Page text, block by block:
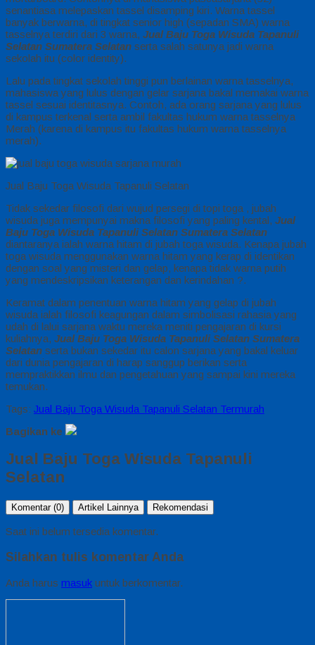
senantiasa melepaskan tassel disamping kiri. Warna tassel
banyak berwarna, di tingkat senior high (sepadan SMA) warna
tasselnya terdiri dari 3 warna, Jual Baju Toga Wisuda Tapanuli
Selatan Sumatera Selatan serta salah satunya jadi warna
sekolah itu (color identity).
Lalu pada tingkat sekolah tinggi pun berlainan warna tasselnya,
mahasiswa yang lulus dengan gelar sarjana bakal memakai warna
tassel sesuai identitasnya. Contoh, ada orang sarjana yang lulus
di kampus terkenal serta ambil fakultas hukum warna tasselnya
Merah (karena di kampus itu fakultas hukum warna tasselnya
merah).
Jual Baju Toga Wisuda Tapanuli Selatan
Tidak sekedar filosofi dari wujud persegi di topi toga , jubah
wisuda juga mempunyai makna filosofi yang paling kental, Jual
Baju Toga Wisuda Tapanuli Selatan Sumatera Selatan
diantaranya ialah warna hitam di jubah toga wisuda. Kenapa jubah
toga wisuda menggunakan warna hitam yang kerap di identikan
dengan soal yang misteri dan gelap, kenapa tidak warna putih
yang mendeskripsikan keterangan dan kerindahan ?.
Keramat dalam penentuan warna hitam yang gelap di jubah
wisuda ialah filosofi keagungan dalam simbolisasi rahasia yang
udah di lalui sarjana waktu mereka meniti pengajaran di kursi
kuliahnya, Jual Baju Toga Wisuda Tapanuli Selatan Sumatera
Selatan serta bukan sekedar itu calon sarjana yang bakal keluar
dari dunia pengajaran di harap sanggup berikan serta
mempraktikkan ilmu dan pengetahuan yang sampai kini mereka
temukan.
Tags: Jual Baju Toga Wisuda Tapanuli Selatan Termurah
Bagikan ke
Jual Baju Toga Wisuda Tapanuli
Selatan
Komentar (0) Artikel Lainnya Rekomendasi
Saat ini belum tersedia komentar.
Silahkan tulis komentar Anda
Anda harus masuk untuk berkomentar.